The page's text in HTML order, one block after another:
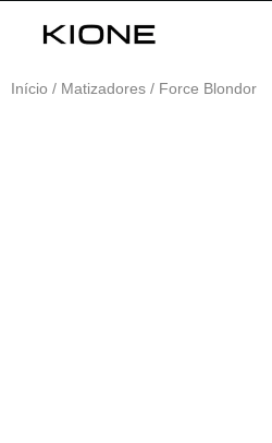
Início / Matizadores / Force Blondor